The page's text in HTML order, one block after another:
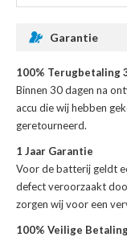
Garantie
100% Terugbetaling
Binnen 30 dagen na
accu die wij hebben
geretourneerd.
1 Jaar Garantie
Voor debatterij geldt
defect veroorzaakt
zorgen wij voor een
100% Veilige